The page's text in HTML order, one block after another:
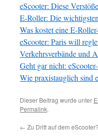
eScooter: Diese
E-Roller: Die
Was kostet eine E-
eScooter: Paris will
Verkehrsverbände und
Geht gar nicht:
Wie praxistauglich sind
Dieser Beitrag wurde unter
Permalink.
← Zu Dritt auf dem